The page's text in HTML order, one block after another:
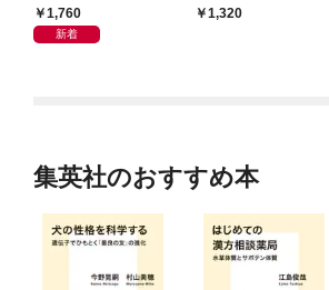
l.1076
1,760
新着
l.994
1,320
集英社のおすすめ本